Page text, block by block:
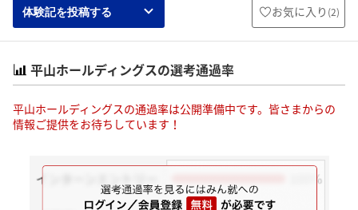
体験記を投稿する お気に入り (2)
平山ホールディングスの選考通過率
平山ホールディングスの通過率は公開準備中です。皆さまからの
情報ご提供をお待ちしています！